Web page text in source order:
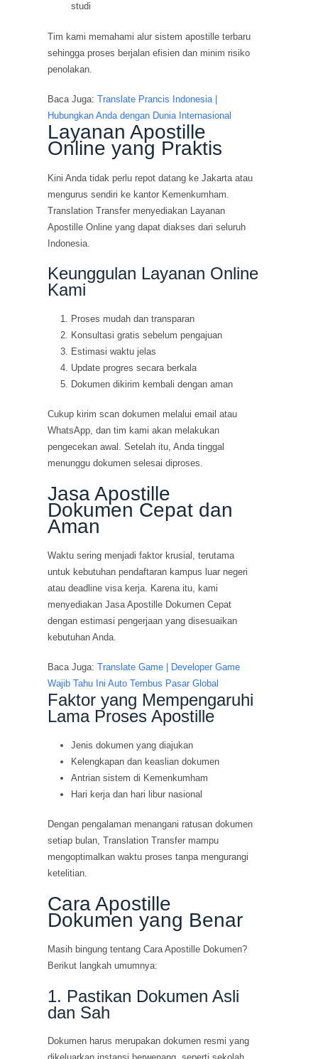
studi
Tim kami memahami alur sistem apostille terbaru
sehingga proses berjalan efisien dan minim risiko
penolakan.
Baca Juga:Translate Prancis Indonesia |
Hubungkan Anda dengan Dunia Internasional
Layanan Apostille
Online yang Praktis
Kini Anda tidak perlu repot datang ke Jakarta atau
mengurus sendiri ke kantor Kemenkumham.
Translation Transfer menyediakan Layanan
Apostille Online yang dapat diakses dari seluruh
Indonesia.
Keunggulan Layanan Online
Kami
Proses mudah dan transparan
Konsultasi gratis sebelum pengajuan
Estimasi waktu jelas
Update progres secara berkala
Dokumen dikirim kembali dengan aman
Cukup kirim scan dokumen melalui email atau
WhatsApp, dan tim kami akan melakukan
pengecekan awal. Setelah itu, Anda tinggal
menunggu dokumen selesai diproses.
Jasa Apostille
Dokumen Cepat dan
Aman
Waktu sering menjadi faktor krusial, terutama
untuk kebutuhan pendaftaran kampus luar negeri
atau deadline visa kerja. Karena itu, kami
menyediakan Jasa Apostille Dokumen Cepat
dengan estimasi pengerjaan yang disesuaikan
kebutuhan Anda.
Baca Juga:Translate Game | Developer Game
Wajib Tahu Ini Auto Tembus Pasar Global
Faktor yang Mempengaruhi
Lama Proses Apostille
Jenis dokumen yang diajukan
Kelengkapan dan keaslian dokumen
Antrian sistem di Kemenkumham
Hari kerja dan hari libur nasional
Dengan pengalaman menangani ratusan dokumen
setiap bulan, Translation Transfer mampu
mengoptimalkan waktu proses tanpa mengurangi
ketelitian.
Cara Apostille
Dokumen yang Benar
Masih bingung tentang Cara Apostille Dokumen?
Berikut langkah umumnya:
1. Pastikan Dokumen Asli
dan Sah
Dokumen harus merupakan dokumen resmi yang